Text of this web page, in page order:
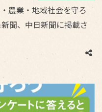
農業・地域社会を守ろ
聞、中日新聞に掲載さ